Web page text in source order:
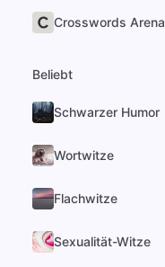
Crosswords Arena
Beliebt
Schwarzer Humor
Wortwitze
Flachwitze
Sexualität-Witze